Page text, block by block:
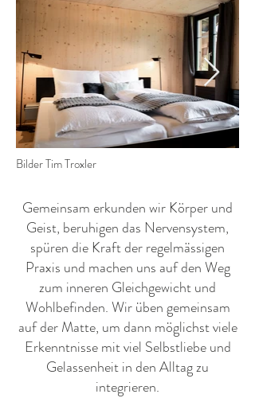
Bilder Tim Troxler
Gemeinsam erkunden wir Körper und
Geist, beruhigen das Nervensystem,
spüren die Kraft der regelmässigen
Praxis und machen uns auf den Weg
zum inneren Gleichgewicht und
Wohlbefinden. Wir üben gemeinsam
auf der Matte, um dann möglichst viele
Erkenntnisse mit viel Selbstliebe und
Gelassenheit in den Alltag zu
integrieren.